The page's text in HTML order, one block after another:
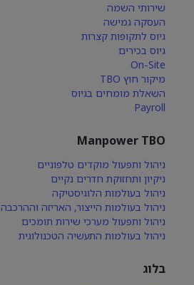
שירותי השמה
העסקה גמישה
גיוס לתקופות קצרות
גיוס בכירים
On-Site
מיקור חוץ TBO
השאלת מומחים בגיוס
Payroll
Manpower TBO
ניהול ותפעול מוקדים טלפוניים
ניקיון ותחזוקת חדרים נקיים
ניהול בעולמות הלוגיסטיקה
ניהול בעולמות הייצור, האריזה וההרכבה
ניהול ותפעול מערכי שירות תומכים
ניהול בעולמות התעשיה הטכנולוגית
בלוג